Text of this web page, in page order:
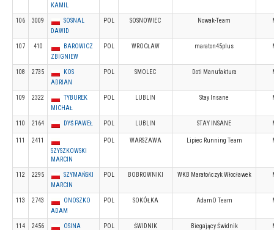
KAMIL
106 3009
SOSNAL
DAWID
POL SOSNOWIEC Nowak-Team
107 410
BAROWICZ
ZBIGNIEW
POL WROCŁAW maraton45plus
108 2735
KOS
ADRIAN
POL SMOLEC Doti Manufaktura
109 2322
TYBUREK
MICHAŁ
POL LUBLIN Stay Insane
110 2164 DYŚ PAWEŁ POL LUBLIN STAY INSANE
111
2411
SZYSZKOWSKI
MARCIN
POL WARSZAWA Lipiec Running Team
112 2295
SZYMAŃSKI
MARCIN
POL BOBROWNIKI WKB Maratończyk Włocławek
113 2743
ONOSZKO
ADAM
POL SOKÓŁKA AdamO Team
114 2456
OSINA
POL ŚWIDNIK Biegający Świdnik